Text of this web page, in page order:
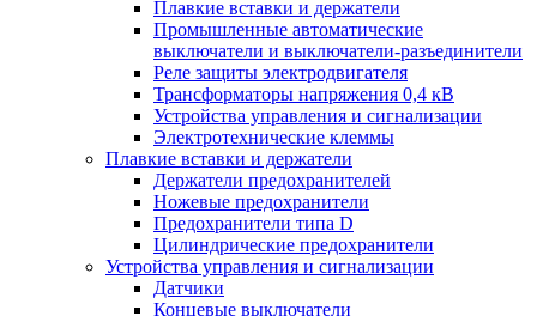
Плавкие вставки и держатели
Промышленные автоматические
выключатели и выключатели-разъединители
Реле защиты электродвигателя
Трансформаторы напряжения 0,4 кВ
Устройства управления и сигнализации
Электротехнические клеммы
Плавкие вставки и держатели
Держатели предохранителей
Ножевые предохранители
Предохранители типа D
Цилиндрические предохранители
Устройства управления и сигнализации
Датчики
Концевые выключатели